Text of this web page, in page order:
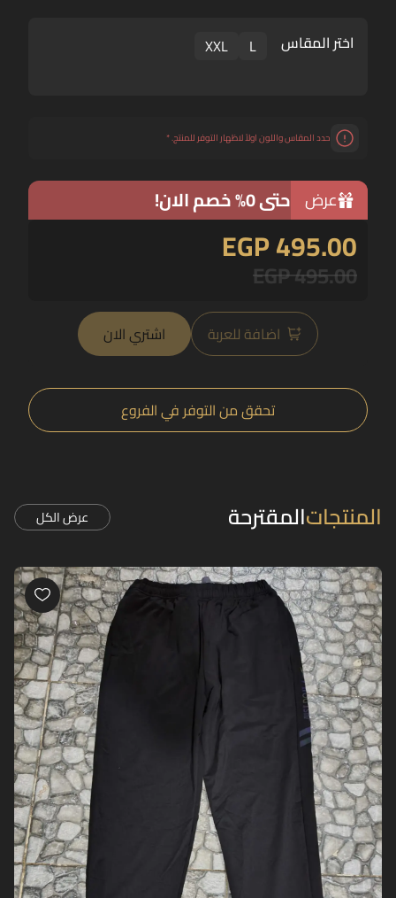
اختر المقاس L
XXL
حدد المقاس واللون اولاً لاظهار التوفر للمنتج.*
عرض حتى 0% خصم الان!
EGP 495.00
EGP 495.00
اضافة للعربة اشتري الان
تحقق من التوفر في الفروع
المنتجاتالمقترحة عرض الكل